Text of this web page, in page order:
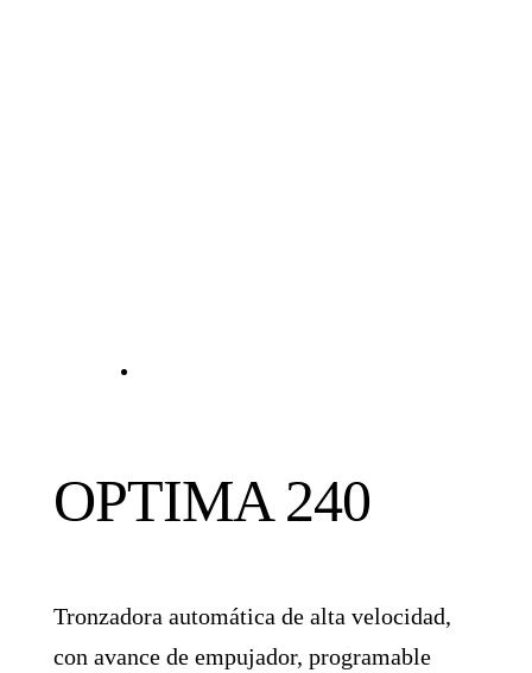
OPTIMA 240
Tronzadora automática de alta velocidad,
con avance de empujador, programable